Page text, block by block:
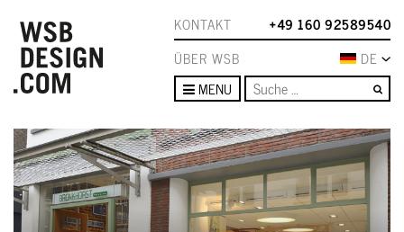
KONTAKT
+49 160 92589540
ÜBER WSB
DE
MENU